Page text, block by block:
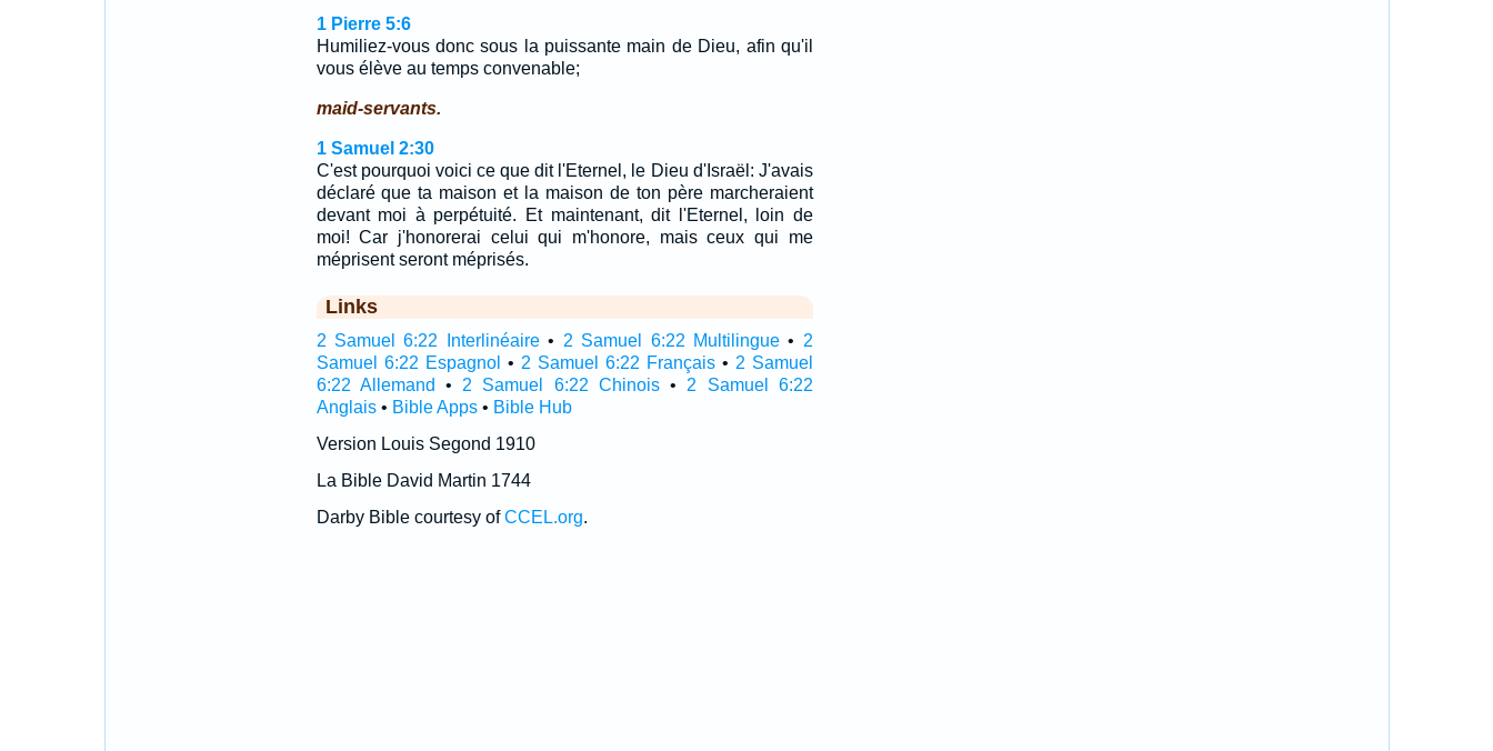
1 Pierre 5:6
Humiliez-vous donc sous la puissante main de Dieu, afin qu'il
vous élève au temps convenable;
maid-servants.
1 Samuel 2:30
C'est pourquoi voici ce que dit l'Eternel, le Dieu d'Israël: J'avais
déclaré que ta maison et la maison de ton père marcheraient
devant moi à perpétuité. Et maintenant, dit l'Eternel, loin de
moi! Car j'honorerai celui qui m'honore, mais ceux qui me
méprisent seront méprisés.
Links
2 Samuel 6:22 Interlinéaire• 2 Samuel 6:22 Multilingue • 2
Samuel 6:22 Espagnol • 2 Samuel 6:22 Français• 2 Samuel
6:22 Allemand
• 2 Samuel 6:22 Chinois• 2 Samuel 6:22
Anglais• Bible Apps• Bible Hub
Version Louis Segond 1910
La Bible David Martin 1744
Darby Bible courtesy ofCCEL.org.